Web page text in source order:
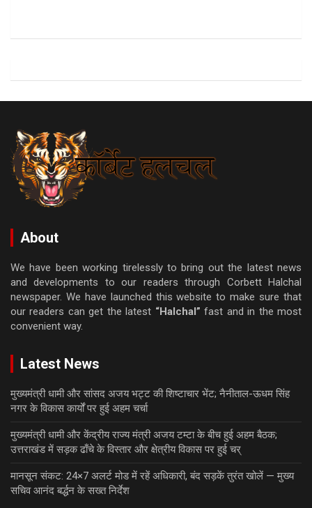
About
We have been working tirelessly to bring out the latest news
and developments to our readers through Corbett Halchal
newspaper. We have launched this website to make sure that
our readers can get the latest “Halchal” fast and in the most
convenient way.
Latest News
मुख्यमंत्री धामी और सांसद अजय भट्ट की शिष्टाचार भेंट; नैनीताल-ऊधम सिंह
नगर के विकास कार्यों पर हुई अहम चर्चा
मुख्यमंत्री धामी और केंद्रीय राज्य मंत्री अजय टम्टा के बीच हुई अहम बैठक;
उत्तराखंड में सड़क ढाँचे के विस्तार और क्षेत्रीय विकास पर हुई चर्
मानसून संकट: 24×7 अलर्ट मोड में रहें अधिकारी, बंद सड़कें तुरंत खोलें — मुख्य
सचिव आनंद बर्द्धन के सख्त निर्देश